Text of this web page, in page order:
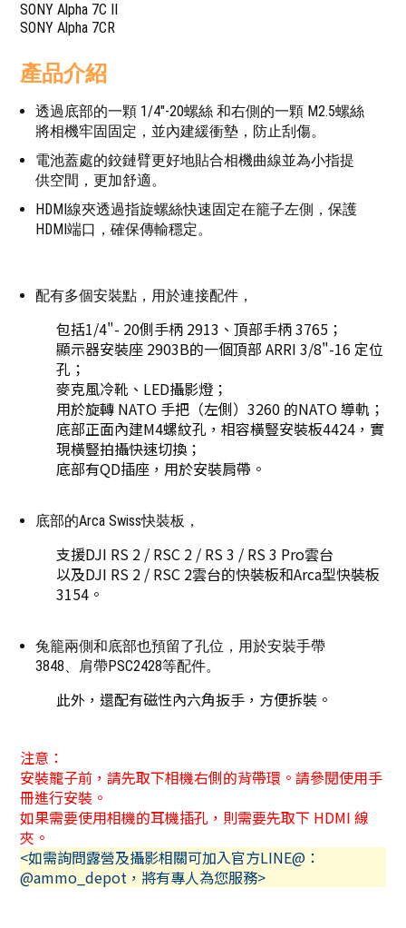
SONY Alpha 7C II
SONY Alpha 7CR
產品介紹
透過底部的一顆 1/4"-20螺絲 和右側的一顆 M2.5螺絲
將相機牢固固定，並內建緩衝墊，防止刮傷。
電池蓋處的鉸鏈臂更好地貼合相機曲線並為小指提
供空間，更加舒適。
HDMI線夾透過指旋螺絲快速固定在籠子左側，保護
HDMI端口，確保傳輸穩定。
配有多個安裝點，用於連接配件，
包括1/4"- 20側手柄 2913、頂部手柄 3765；
顯示器安裝座 2903B的一個頂部 ARRI 3/8"-16 定位
孔；
麥克風冷靴、LED攝影燈；
用於旋轉 NATO 手把（左側）3260 的NATO 導軌；
底部正面內建M4螺紋孔，相容橫豎安裝板4424，實
現橫豎拍攝快速切換；
底部有QD插座，用於安裝肩帶。
底部的Arca Swiss快裝板，
支援DJI RS 2 / RSC 2 / RS 3 / RS 3 Pro雲台
以及DJI RS 2 / RSC 2雲台的快裝板和Arca型快裝板
3154。
兔籠兩側和底部也預留了孔位，用於安裝手帶
3848、肩帶PSC2428等配件。
此外，還配有磁性內六角扳手，方便拆裝。
注意：
安裝籠子前，請先取下相機右側的背帶環。請參閱使用手
冊進行安裝。
如果需要使用相機的耳機插孔，則需要先取下 HDMI 線
夾。
<如需詢問露營及攝影相關可加入官方LINE@：
@ammo_depot，將有專人為您服務>